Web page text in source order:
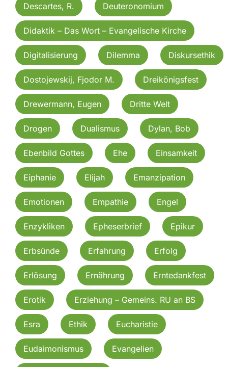
Descartes, R. Deuteronomium
Didaktik – Das Wort – Evangelische Kirche
Digitalisierung Dilemma Diskursethik
Dostojewskij, Fjodor M. Dreikönigsfest
Drewermann, Eugen Dritte Welt
Drogen Dualismus Dylan, Bob
Ebenbild Gottes Ehe Einsamkeit
Eiphanie Elijah Emanzipation
Emotionen Empathie Engel
Enzykliken Epheserbrief Epikur
Erbsünde Erfahrung Erfolg
Erlösung Ernährung Erntedankfest
Erotik Erziehung – Gemeins. RU an BS
Esra Ethik Eucharistie
Eudaimonismus Evangelien